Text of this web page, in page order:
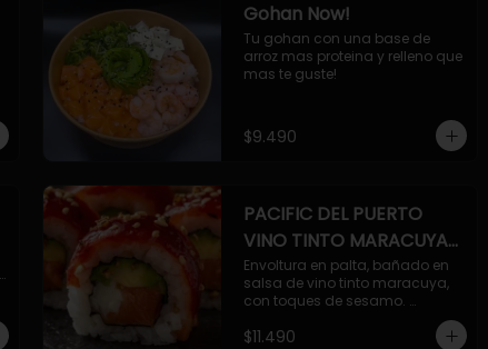
salmón.
Gohan Now!
Tu gohan con una base de
arroz mas proteina y relleno que
mas te guste!
$9.490
PACIFIC DEL PUERTO
VINO TINTO MARACUYA
ORIENTAL.
Envoltura en palta, bañado en
salsa de vino tinto maracuya,
con toques de sesamo.
Camaron furai, salmon, queso,
pepino.
$11.490